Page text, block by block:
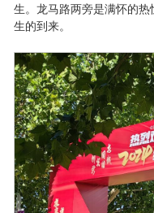
生。龙马路两旁是满怀的
生的到来。